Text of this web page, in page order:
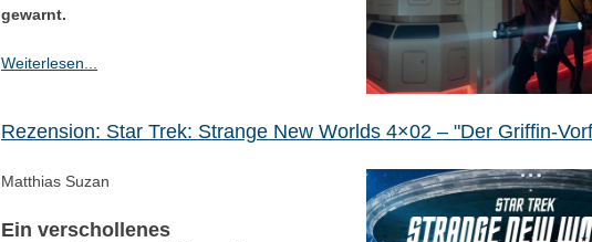
gewarnt.
Weiterlesen...
Rezension: Star Trek: Strange New Worlds 4×02 – "Der Griffin-
Matthias Suzan
Ein verschollenes